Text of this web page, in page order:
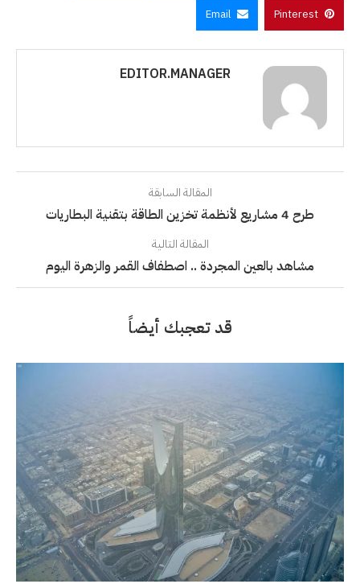
Pinterest
Email
EDITOR.MANAGER
المقالة السابقة
طرح 4 مشاريع لأنظمة تخزين الطاقة بتقنية البطاريات
المقالة التالية
مشاهد بالعين المجردة .. اصطفاف القمر والزهرة اليوم
قد تعجبك أيضاً